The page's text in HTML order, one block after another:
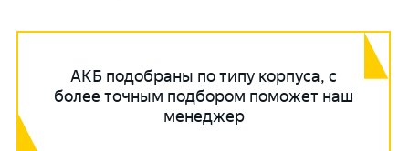
АКБ подобраны по типу корпуса, с
более точным подбором поможет наш
менеджер